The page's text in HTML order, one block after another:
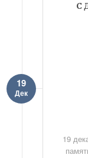
С
19
Дек
19